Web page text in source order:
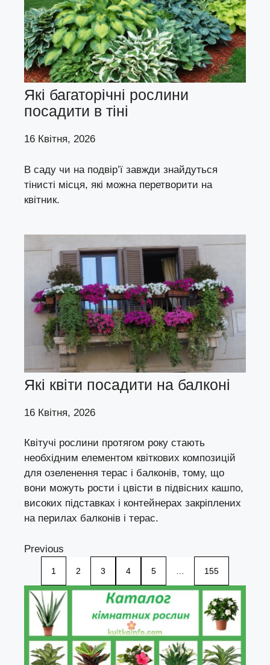
Які багаторічні рослини
посадити в тіні
16 Квітня, 2026
В саду чи на подвір’ї завжди знайдуться
тінисті місця, які можна перетворити на
квітник.
Які квіти посадити на балконі
16 Квітня, 2026
Квітучі рослини протягом року стають
необхідним елементом квіткових композицій
для озеленення терас і балконів, тому, що
вони можуть рости і цвісти в підвісних кашпо,
високих підставках і контейнерах закріплених
на перилах балконів і терас.
Previous
1 2 3 4 5 155